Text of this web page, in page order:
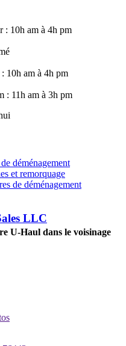
: 10h am à 4h pm
10h am à 4h pm
: 11h am à 3h pm
déménagement
et remorquage
de déménagement
LLC
U-Haul dans le voisinage